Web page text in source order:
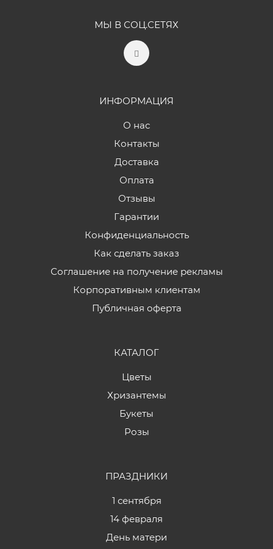
МЫ В СОЦ.СЕТЯХ
ИНФОРМАЦИЯ
О нас
Контакты
Доставка
Оплата
Отзывы
Гарантии
Конфиденциальность
Как сделать заказ
Соглашение на получение рекламы
Корпоративным клиентам
Публичная оферта
КАТАЛОГ
Цветы
Хризантемы
Букеты
Розы
ПРАЗДНИКИ
1 сентября
14 февраля
День матери